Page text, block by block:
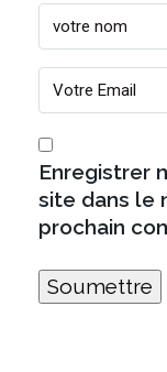
Enregistrer
site dans le
prochain